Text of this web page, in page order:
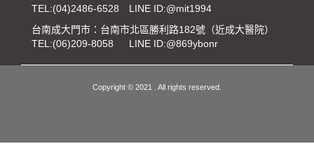
TEL:(04)2486-6528
LINE ID:@mit1994
台南成大門市：台南市北區勝利路182號（近成大醫院）
TEL:(06)209-8058 LINE ID:@869ybonr
Copyright © 2021 . All rights reserved.